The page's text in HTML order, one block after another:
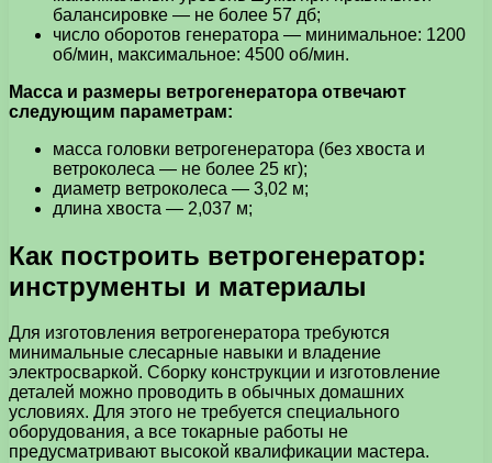
балансировке — не более 57 дб;
число оборотов генератора — минимальное: 1200
об/мин, максимальное: 4500 об/мин.
Масса и размеры ветрогенератора отвечают
следующим параметрам:
масса головки ветрогенератора (без хвоста и
ветроколеса — не более 25 кг);
диаметр ветроколеса — 3,02 м;
длина хвоста — 2,037 м;
Как построить ветрогенератор:
инструменты и материалы
Для изготовления ветрогенератора требуются
минимальные слесарные навыки и владение
электросваркой. Сборку конструкции и изготовление
деталей можно проводить в обычных домашних
условиях. Для этого не требуется специального
оборудования, а все токарные работы не
предусматривают высокой квалификации мастера.